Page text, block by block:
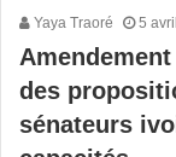
Yaya Traoré 5
des
sénateurs